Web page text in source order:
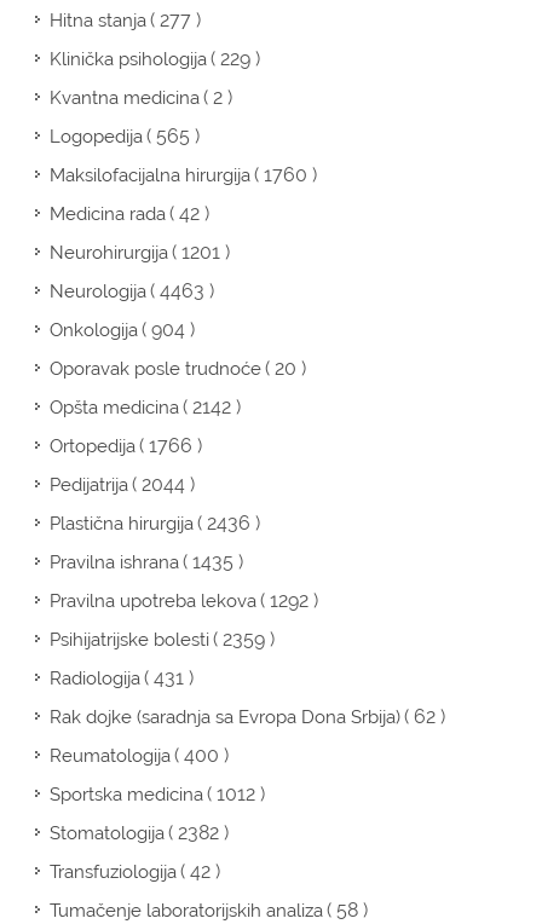
Hitna stanja( 277 )
Klinička psihologija( 229 )
Kvantna medicina( 2 )
Logopedija( 565 )
Maksilofacijalna hirurgija( 1760 )
Medicina rada( 42 )
Neurohirurgija( 1201 )
Neurologija( 4463 )
Onkologija( 904 )
Oporavak posle trudnoće( 20 )
Opšta medicina( 2142 )
Ortopedija( 1766 )
Pedijatrija( 2044 )
Plastična hirurgija( 2436 )
Pravilna ishrana( 1435 )
Pravilna upotreba lekova( 1292 )
Psihijatrijske bolesti( 2359 )
Radiologija( 431 )
Rak dojke (saradnja sa Evropa Dona Srbija)( 62 )
Reumatologija( 400 )
Sportska medicina( 1012 )
Stomatologija( 2382 )
Transfuziologija( 42 )
Tumačenje laboratorijskih analiza( 58 )